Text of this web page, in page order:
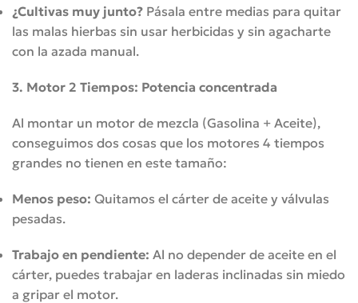
¿Cultivas muy junto? Pásala entre medias para quitar
las malas hierbas sin usar herbicidas y sin agacharte
con la azada manual.
3. Motor 2 Tiempos: Potencia concentrada
Al montar un motor de mezcla (Gasolina + Aceite),
conseguimos dos cosas que los motores 4 tiempos
grandes no tienen en este tamaño:
Menos peso: Quitamos el cárter de aceite y válvulas
pesadas.
Trabajo en pendiente: Al no depender de aceite en el
cárter, puedes trabajar en laderas inclinadas sin miedo
a gripar el motor.